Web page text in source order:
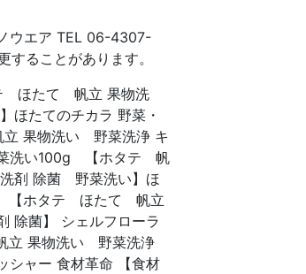
ウエア TEL 06-4307-
ることがあります。
ほたて 帆立 果物洗
たてのチカラ 野菜・
果物洗い 野菜洗浄 キ
洗い100g 【ホタテ 帆
剤 除菌 野菜洗い】ほ
【ホタテ ほたて 帆立
菌】 シェルフローラ
果物洗い 野菜洗浄
シャー 食材革命 【食材